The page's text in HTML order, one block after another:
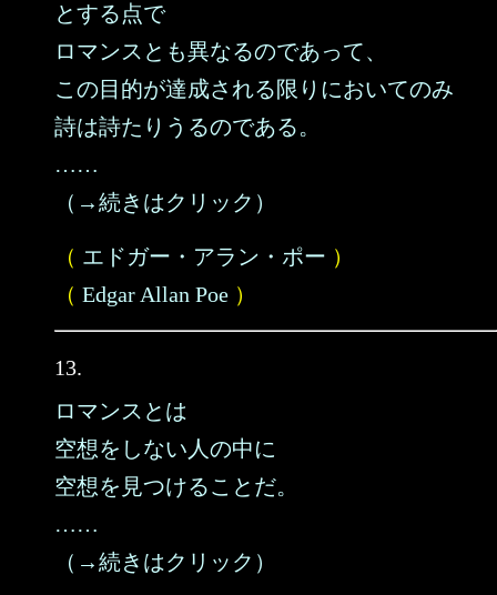
とする点で
ロマンスとも異なるのであって、
この目的が達成される限りにおいてのみ
詩は詩たりうるのである。
……
（→続きはクリック）
（ エドガー・アラン・ポー ）
（ Edgar Allan Poe ）
13.
ロマンスとは
空想をしない人の中に
空想を見つけることだ。
……
（→続きはクリック）